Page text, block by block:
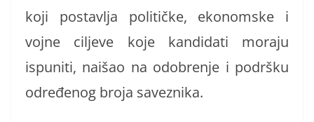
koji postavlja političke, ekonomske i
vojne ciljeve koje kandidati moraju
ispuniti, naišao na odobrenje i podršku
određenog broja saveznika.